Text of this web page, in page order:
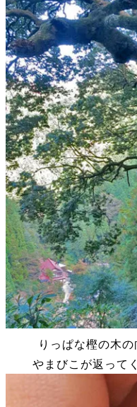
りっぱな樫の木
やまびこが返って